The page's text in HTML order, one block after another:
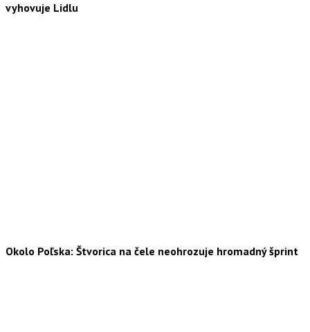
vyhovuje Lidlu
Okolo Poľska: Štvorica na čele neohrozuje hromadný šprint